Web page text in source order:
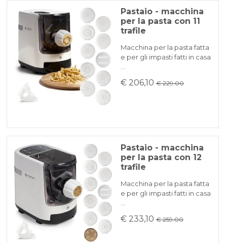
Pastaio - macchina
per la pasta con 11
trafile
Macchina per la pasta fatta
e per gli impasti fatti in casa
€ 206,10 € 229.00
Pastaio - macchina
per la pasta con 12
trafile
Macchina per la pasta fatta
e per gli impasti fatti in casa
€ 233,10 € 259.00